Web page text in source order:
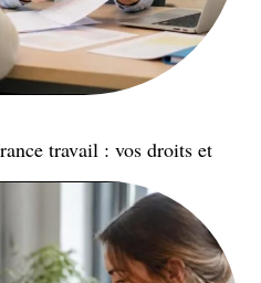
travail : vos droits et